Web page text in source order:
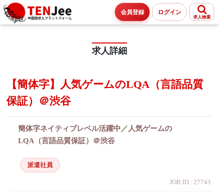
会員登録 ログイン
求人検索
求人詳細
【簡体字】人気ゲームのLQA（言語品質
保証）＠渋谷
簡体字ネイティブレベル活躍中／人気ゲームの
LQA（言語品質保証）＠渋谷
派遣社員
JOB ID : 27743